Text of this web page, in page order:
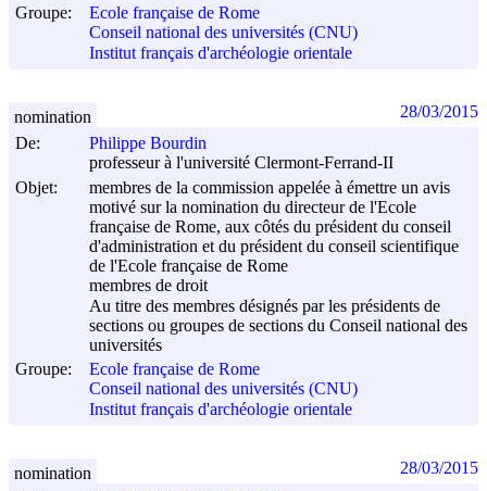
Groupe:
Ecole française de Rome
Conseil national des universités (CNU)
Institut français d'archéologie orientale
De:
Philippe Bourdin
professeur à l'université Clermont-Ferrand-II
Objet:
membres de la commission appelée à émettre un avis
motivé sur la nomination du directeur de l'Ecole
française de Rome, aux côtés du président du conseil
d'administration et du président du conseil scientifique
de l'Ecole française de Rome
membres de droit
Au titre des membres désignés par les présidents de
sections ou groupes de sections du Conseil national des
universités
Groupe:
Ecole française de Rome
Conseil national des universités (CNU)
Institut français d'archéologie orientale
nomination 28/03/2015
nomination 28/03/2015